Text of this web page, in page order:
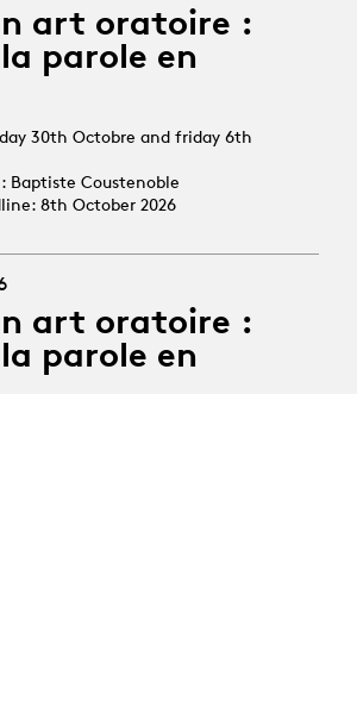
art oratoire :
parole en
30th Octobre and friday 6th
Baptiste Coustenoble
8th October 2026
art oratoire :
parole en